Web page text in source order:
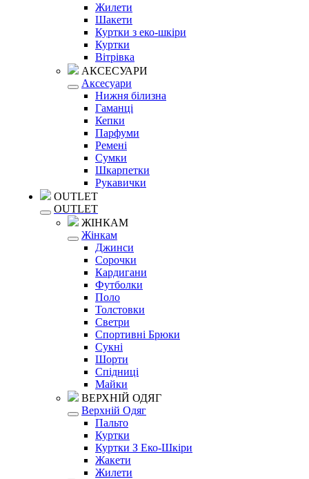
Жилети
Шакети
Куртки з еко-шкіри
Куртки
Вітрівка
АКСЕСУАРИ
Аксесуари
Нижня білизна
Гаманці
Кепки
Парфуми
Ремені
Сумки
Шкарпетки
Рукавички
OUTLET
OUTLET
ЖІНКАМ
Жінкам
Джинси
Сорочки
Кардигани
Футболки
Поло
Толстовки
Светри
Спортивні Брюки
Сукні
Шорти
Спідниці
Майки
ВЕРХНІЙ ОДЯГ
Верхній Одяг
Пальто
Куртки
Куртки З Еко-Шкіри
Жакети
Жилети